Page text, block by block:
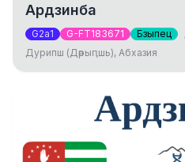
Ардзинба
G2a1 G-FT183671 Бзыпец
Дурипш (Дәрыԥшь), Абхазия